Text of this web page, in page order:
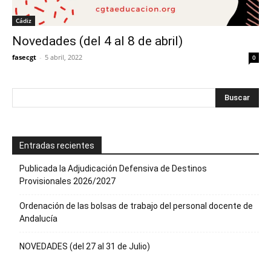
Cádiz
Novedades (del 4 al 8 de abril)
fasecgt - 5 abril, 2022 0
Entradas recientes
Publicada la Adjudicación Defensiva de Destinos
Provisionales 2026/2027
Ordenación de las bolsas de trabajo del personal docente de
Andalucía
NOVEDADES (del 27 al 31 de Julio)